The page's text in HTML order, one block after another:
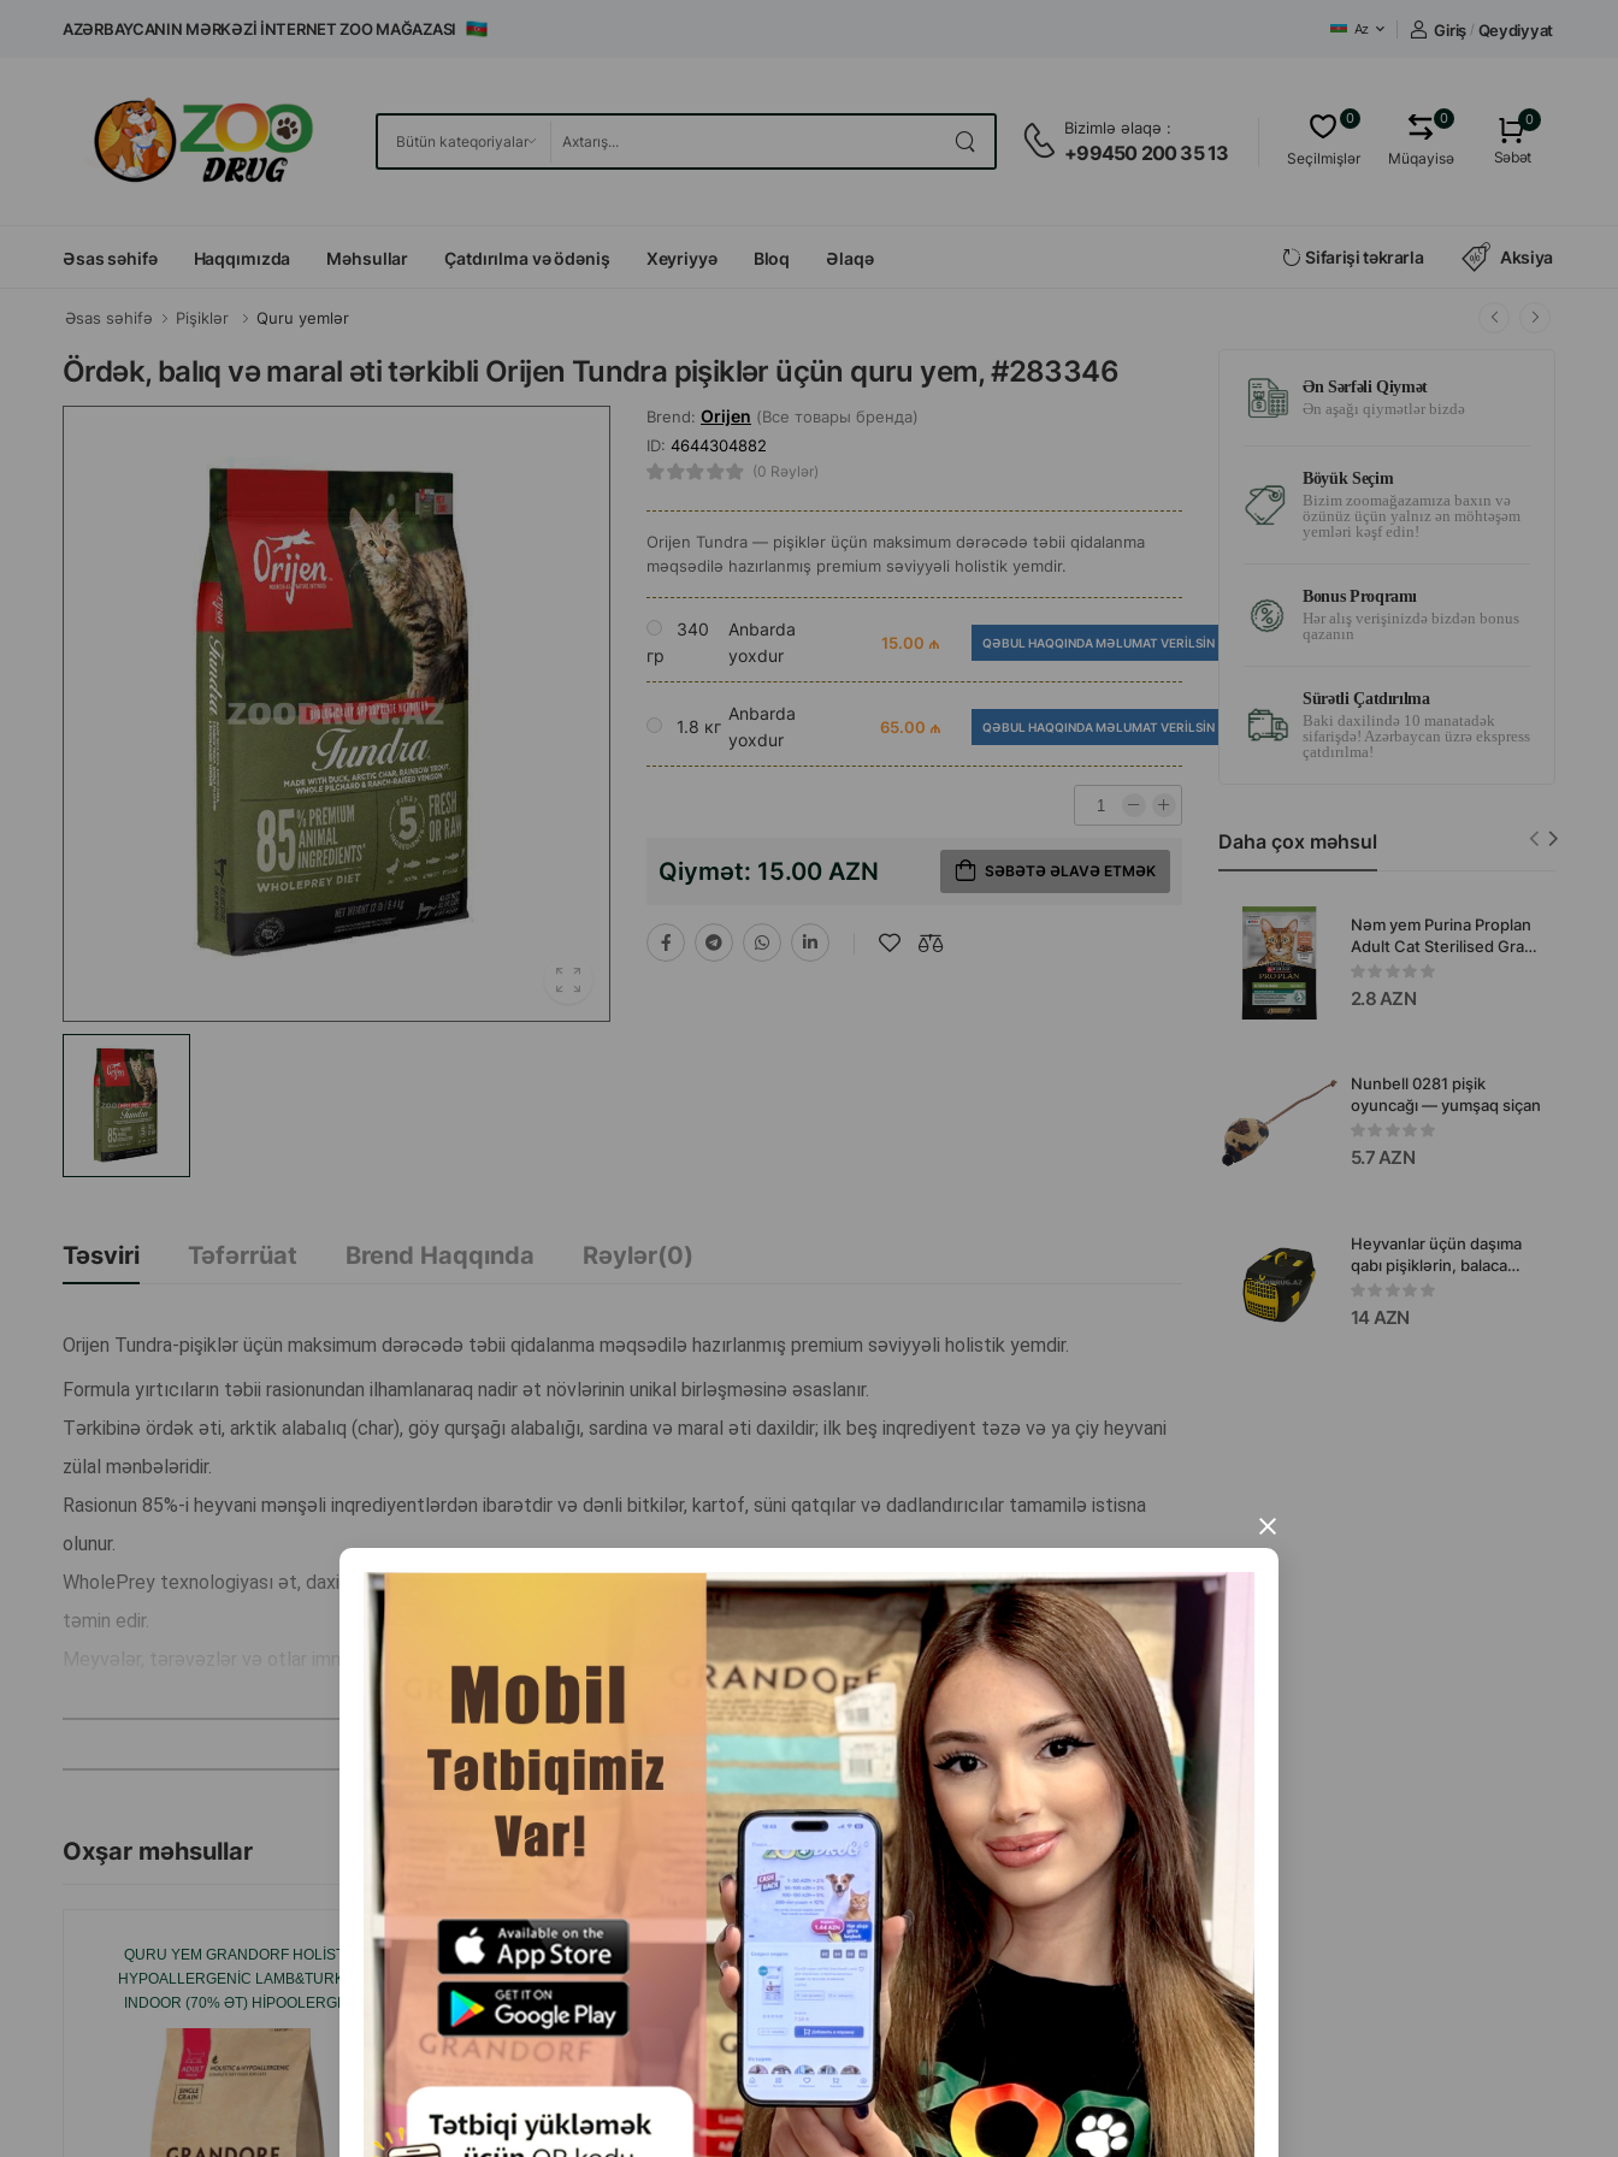
×
AZƏRBAYCANIN MƏRKƏZI İNTERNET ZOO MAĞAZASI Az Giriş / Qeydiyyat
Bizimlə əlaqə :
+99450 200 35 13 Seçilmişlər
0
Müqayisə
0 0
Səbət
Əsas səhifə Haqqımızda Məhsullar Çatdırılma və ödəniş Xeyriyyə Bloq Əlaqə Sifarişi təkrarla Aksiya
Əsas səhifə Pişiklər Quru yemlər
Ördək, balıq və maral əti tərkibli Orijen Tundra pişiklər üçün quru yem, #283346
Brend: Orijen (Все товары бренда)
ID: 4644304882
(0 Rəylər)
Orijen Tundra — pişiklər üçün maksimum dərəcədə təbii qidalanma
məqsədilə hazırlanmış premium səviyyəli holistik yemdir.
340
гр
Anbarda
yoxdur
15.00 ₼ QƏBUL HAQQINDA MƏLUMAT VERILSIN
1.8 кг
Anbarda
yoxdur
65.00 ₼ QƏBUL HAQQINDA MƏLUMAT VERILSIN
Qiymət: 15.00 AZN SƏBƏTƏ ƏLAVƏ ETMƏK
Təsviri Təfərrüat Brend Haqqında Rəylər(0)
Orijen Tundra-pişiklər üçün maksimum dərəcədə təbii qidalanma məqsədilə hazırlanmış premium səviyyəli holistik yemdir.
Formula yırtıcıların təbii rasionundan ilhamlanaraq nadir ət növlərinin unikal birləşməsinə əsaslanır.
Tərkibinə ördək əti, arktik alabalıq (char), göy qurşağı alabalığı, sardina və maral əti daxildir; ilk beş inqrediyent təzə və ya çiy heyvani
zülal mənbələridir.
Rasionun 85%-i heyvani mənşəli inqrediyentlərdən ibarətdir və dənli bitkilər, kartof, süni qatqılar və dadlandırıcılar tamamilə istisna
olunur.
WholePrey texnologiyası ət, daxili orqanlar və qığırdaqlardan istifadə etməklə pişiyi təbii vitaminlər, minerallar və amin turşuları ilə
təmin edir.
Meyvələr, tərəvəzlər və otlar immuniteti və orqanizmin ümumi sağlamlığını dəstəkləyir.
Oxşar məhsullar Hamısını Gör
QURU YEM GRANDORF HOLISTIС
HYPOALLERGENIC LAMB&TURKEY
INDOOR (70% ƏT) HIPOOLERGEN
XOLISTIK AZ DƏNLI 1 YAŞINDAN NORMAL
AKTIVLIKDƏ OLAN YETKIN PIŞIKLƏRI
ÜÇÜN QOYUN VƏ HINDUŞKA ILƏ.
REFLEX PLUS ADULT CAT TOYUQ ƏTI ILƏ –
SUPER PREMIUM SINIFINƏ AID TAM QURU
YEM, YETIŞKIN PIŞIKLƏR ÜÇÜN.
QURU YEM ROYAL CANIN AGEING 11+ - 11
YAŞDAN YUXARI PIŞIKLƏR ÜÇÜN
ORQANIZMIN YAŞA BAĞLI EHTIYACLARI
NƏZƏRƏ ALINARAQ HAZIRLANMIŞ
BALANSLAŞDIRILMIŞ RASION 400 QR.
YETKIN PIŞIKLƏR ÜÇÜN ÖRDƏK ƏTLI,
Ən Sərfəli Qiymət
Ən aşağı qiymətlər bizdə
Böyük Seçim
Bizim zoomağazamıza baxın və
özünüz üçün yalnız ən möhtəşəm
yemləri kəşf edin!
Bonus Proqramı
Hər alış verişinizdə bizdən bonus
qazanın
Sürətli Çatdırılma
Baki daxilində 10 manatadək
sifarişdə! Azərbaycan üzrə ekspress
çatdırılma!
Daha çox məhsul
Nəm yem Purina Proplan
Adult Cat Sterilised Gravy
Salmon, böyük steril
edilmiş pişiklər və
kastrasiya olunmuş
2.8 AZN
Nunbell 0281 pişik
oyuncağı — yumşaq siçan
5.7 AZN
Heyvanlar üçün daşıma
qabı pişiklərin, balaca
itlərin və kiçik cinslərin
daşınması üçün rahat və
təhlükəsiz bir həlldir.
14 AZN